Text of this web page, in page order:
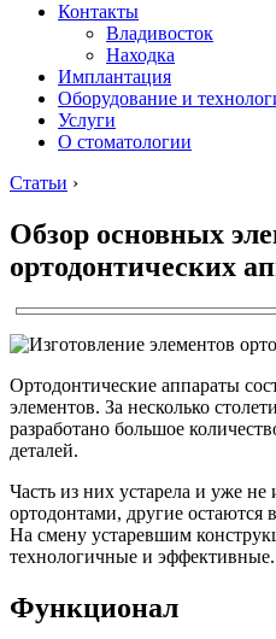
Контакты
Владивосток
Находка
Имплантация
Оборудование и
Услуги
О стоматологии
Статьи ›
Обзор основных
ортодонтических
Ортодонтические аппараты
элементов. За несколько
разработано большое
деталей.
Часть из них устарела и уже не
ортодонтами, другие остаются
На смену устаревшим
технологичные и эффективные.
Функционал